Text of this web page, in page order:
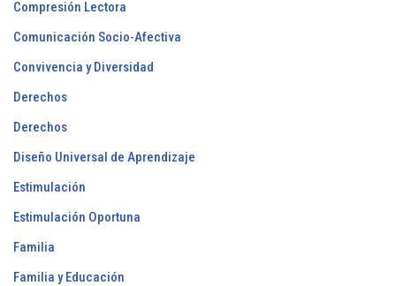
Compresión Lectora
Comunicación Socio-Afectiva
Convivencia y Diversidad
Derechos
Derechos
Diseño Universal de Aprendizaje
Estimulación
Estimulación Oportuna
Familia
Familia y Educación